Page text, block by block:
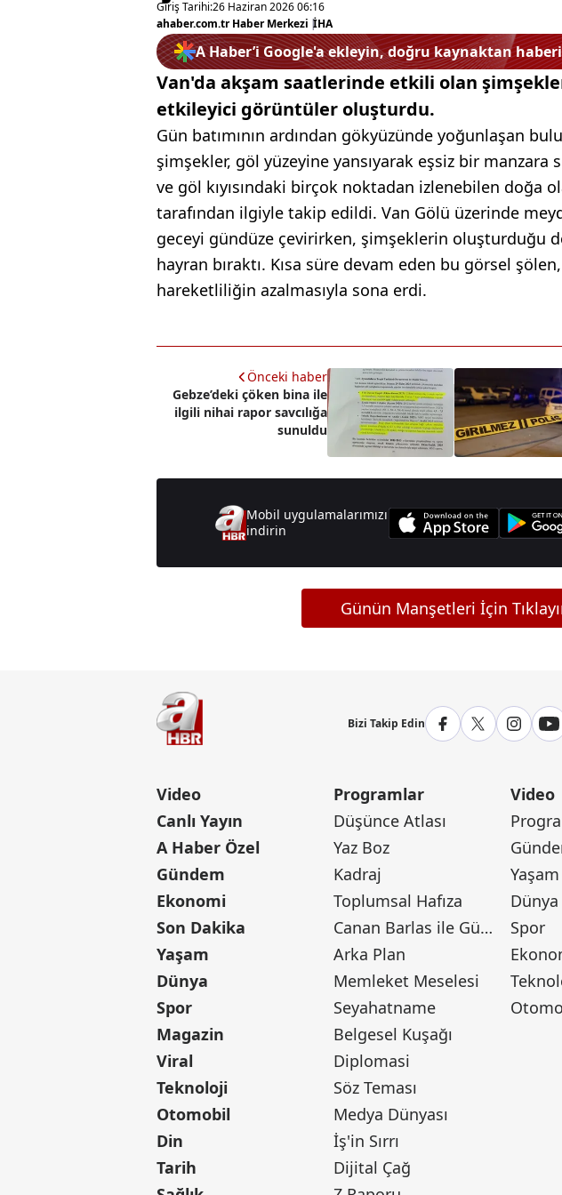
Giriş Tarihi:26 Haziran 2026 06:16
ahaber.com.tr Haber Merkezi |İHA
A Haber’i Google'a ekleyin, doğru kaynaktan
Van'da akşam saatlerinde etkili olan
etkileyici görüntüler oluşturdu.
Gün batımının ardından gökyüzünde yoğunlaşan
şimşekler, göl yüzeyine yansıyarak eşsiz bir manzara
ve göl kıyısındaki birçok noktadan izlenebilen doğa
tarafından ilgiyle takip edildi. Van Gölü üzerinde
geceyi gündüze çevirirken, şimşeklerin oluşturduğu
hayran bıraktı. Kısa süre devam eden bu görsel
hareketliliğin azalmasıyla sona erdi.
Önceki haber
Gebze’deki çöken bina ile
ilgili nihai rapor savcılığa
sunuldu
Mobil uygulamalarımızı
indirin
Günün Manşetleri İçin
Bizi Takip Edin
Video
Canlı Yayın
A Haber Özel
Gündem
Ekonomi
Son Dakika
Yaşam
Dünya
Spor
Magazin
Viral
Teknoloji
Otomobil
Din
Tarih
Programlar
Düşünce Atlası
Yaz Boz
Kadraj
Toplumsal Hafıza
Canan Barlas ile Gündem
Arka Plan
Memleket Meselesi
Seyahatname
Belgesel Kuşağı
Diplomasi
Söz Teması
Medya Dünyası
İş'in Sırrı
Dijital Çağ
Video
Yaşam
Dünya
Spor